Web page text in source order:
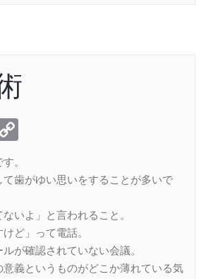
。
歯がゆい思いをすることが多いで
ないよ」と言われること。
ど」って電話。
が確認されていない会議。
義というものがどこか薄れている気